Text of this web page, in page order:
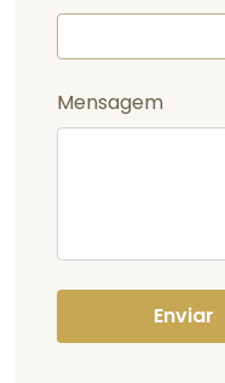
Mensagem
Enviar